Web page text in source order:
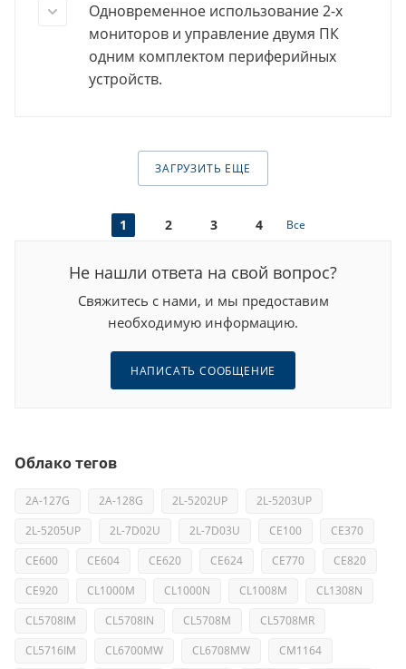
Одновременное использование 2-х
мониторов и управление двумя ПК
одним комплектом периферийных
устройств.
ЗАГРУЗИТЬ ЕЩЕ
1 2 3 4 Все
Не нашли ответа на свой вопрос?
Свяжитесь с нами, и мы предоставим
необходимую информацию.
НАПИСАТЬ СООБЩЕНИЕ
Облако тегов
2A-127G 2A-128G 2L-5202UP
2L-5203UP
2L-5205UP
2L-7D02U 2L-7D03U CE100
CE370
CE600
CE604 CE620 CE624 CE770
CE820
CE920
CL1000M CL1000N CL1008M
CL1308N
CL5708IM
CL5708IN CL5708M
CL5708MR
CL5716IM
CL6700MW CL6708MW
CM1164